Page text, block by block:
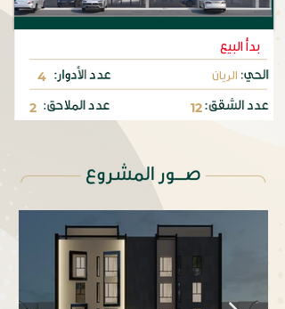
الريان
12
4
2
بدأ البيع